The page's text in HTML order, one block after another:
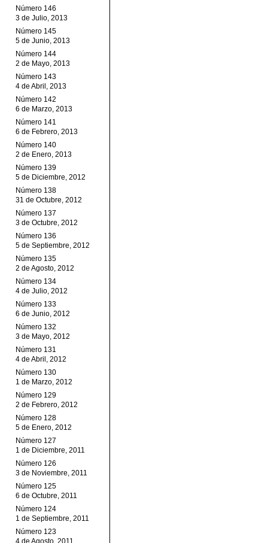
Número 146
3 de Julio, 2013
Número 145
5 de Junio, 2013
Número 144
2 de Mayo, 2013
Número 143
4 de Abril, 2013
Número 142
6 de Marzo, 2013
Número 141
6 de Febrero, 2013
Número 140
2 de Enero, 2013
Número 139
5 de Diciembre, 2012
Número 138
31 de Octubre, 2012
Número 137
3 de Octubre, 2012
Número 136
5 de Septiembre, 2012
Número 135
2 de Agosto, 2012
Número 134
4 de Julio, 2012
Número 133
6 de Junio, 2012
Número 132
3 de Mayo, 2012
Número 131
4 de Abril, 2012
Número 130
1 de Marzo, 2012
Número 129
2 de Febrero, 2012
Número 128
5 de Enero, 2012
Número 127
1 de Diciembre, 2011
Número 126
3 de Noviembre, 2011
Número 125
6 de Octubre, 2011
Número 124
1 de Septiembre, 2011
Número 123
4 de Agosto, 2011